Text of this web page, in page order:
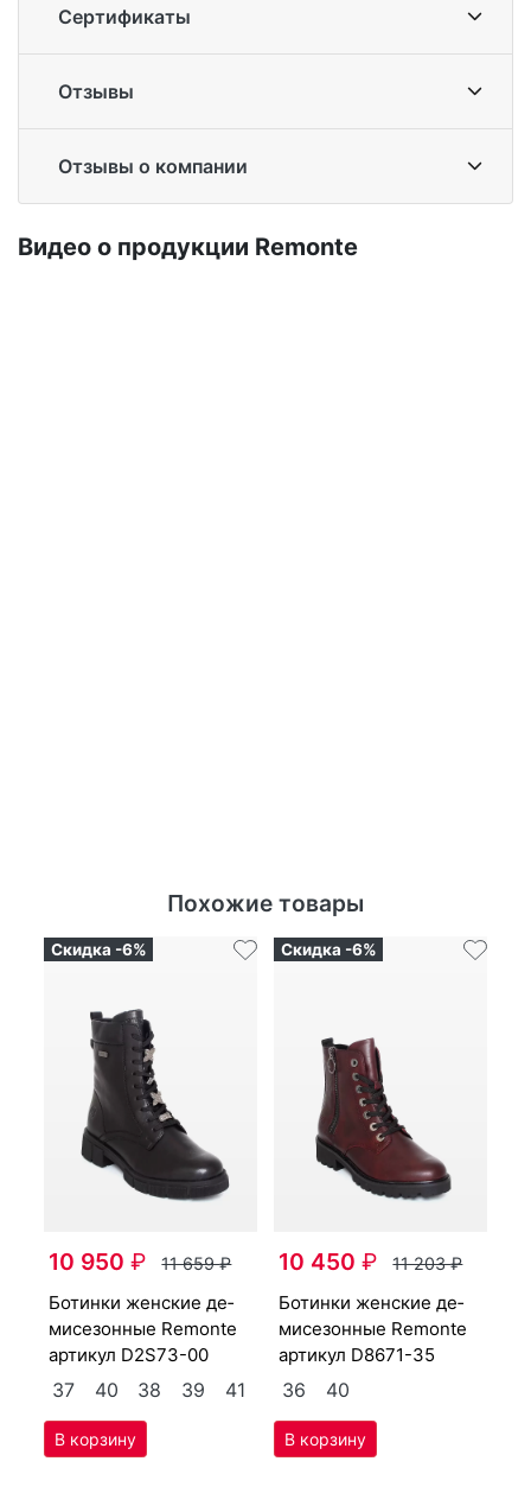
Сертификаты
Отзывы
Отзывы о компании
Ви­део о про­дук­ции Re­mon­te
Похожие товары
Скидка -6%
10 950₽ 11 659₽
бо­тин­ки женс­кие де­
мисе­зон­ные Re­mon­te
артикул D2S73-00
37 40 38 39 41
Скидка -6%
10 450₽ 11 203₽
бо­тин­ки женс­кие де­
мисе­зон­ные Re­mon­te
артикул D8671-35
36 40